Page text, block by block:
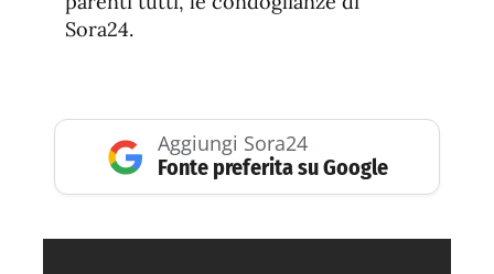
Sora24.
Aggiungi Sora24
Fonte preferita su Google